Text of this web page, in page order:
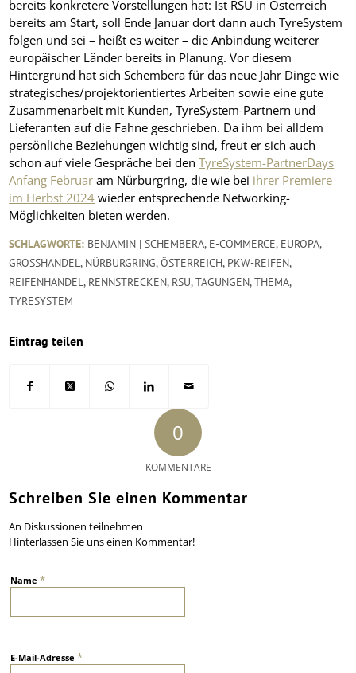
bereits konkretere Vorstellungen hat: Ist RSU in Österreich
bereits am Start, soll Ende Januar dort dann auch TyreSystem
folgen und sei – heißt es weiter – die Anbindung weiterer
europäischer Länder bereits in Planung. Vor diesem
Hintergrund hat sich Schembera für das neue Jahr Dinge wie
strategisches/projektorientiertes Arbeiten sowie eine gute
Zusammenarbeit mit Kunden, TyreSystem-Partnern und
Lieferanten auf die Fahne geschrieben. Da ihm bei alldem
persönliche Beziehungen wichtig sind, freut er sich auch
schon auf viele Gespräche bei denTyreSystem-PartnerDays
Anfang Februar am Nürburgring, die wie bei ihrer Premiere
im Herbst 2024 wieder entsprechende Networking-
Möglichkeiten bieten werden.
SCHLAGWORTE: BENJAMIN | SCHEMBERA, E-COMMERCE, EUROPA,
GROSSHANDEL , NÜRBURGRING,ÖSTERREICH, PKW-REIFEN,
REIFENHANDEL, RENNSTRECKEN, RSU,TAGUNGEN,THEMA,
TYRESYSTEM
Eintrag teilen
0
KOMMENTARE
Schreiben Sie einen Kommentar
An Diskussionen teilnehmen
Hinterlassen Sie uns einen Kommentar!
Name*
E-Mail-Adresse*